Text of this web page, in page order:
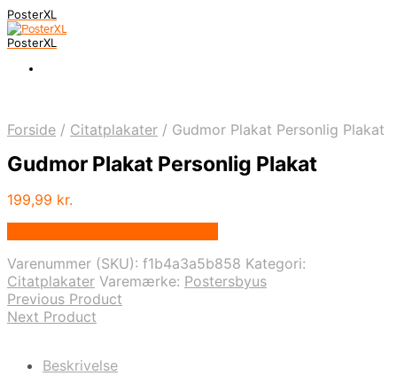
PosterXL
PosterXL
Forside / Citatplakater / Gudmor Plakat Personlig Plakat
Gudmor Plakat Personlig Plakat
199,99 kr.
Varenummer (SKU): f1b4a3a5b858 Kategori:
Citatplakater Varemærke: Postersbyus
Previous Product
Next Product
Beskrivelse